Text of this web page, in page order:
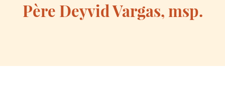
Père Deyvid Vargas, msp.